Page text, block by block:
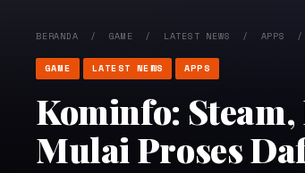
BERANDA / GAME / LATEST NEWS / APPS
GAME LATEST NEWS APPS
Kominfo:
Mulai Proses